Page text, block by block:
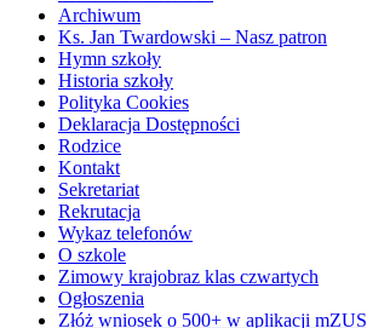
Archiwum
Ks. Jan Twardowski – Nasz patron
Hymn szkoły
Historia szkoły
Polityka Cookies
Deklaracja Dostępności
Rodzice
Kontakt
Sekretariat
Rekrutacja
Wykaz telefonów
O szkole
Zimowy krajobraz klas czwartych
Ogłoszenia
Złóż wniosek o 500+ w aplikacji mZUS